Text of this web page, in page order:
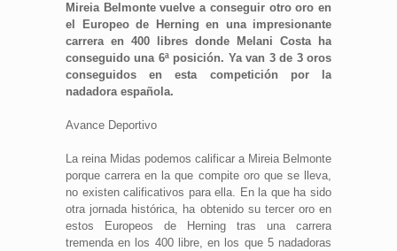
Mireia Belmonte vuelve a conseguir otro oro en
el Europeo de Herning en una impresionante
carrera en 400 libres donde Melani Costa ha
conseguido una 6ª posición. Ya van 3 de 3 oros
conseguidos en esta competición por la
nadadora española.
Avance Deportivo
La reina Midas podemos calificar a Mireia Belmonte
porque carrera en la que compite oro que se lleva,
no existen calificativos para ella. En la que ha sido
otra jornada histórica, ha obtenido su tercer oro en
estos Europeos de Herning tras una carrera
tremenda en los 400 libre, en los que 5 nadadoras